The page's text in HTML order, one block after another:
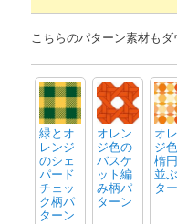
こちらのパターン素材も
緑とオ
レンジ
のシェ
パード
チェッ
ク柄パ
ターン
オレン
ジ色の
バスケ
ット編
み柄パ
ターン
オ
ジ
楕
並
タ